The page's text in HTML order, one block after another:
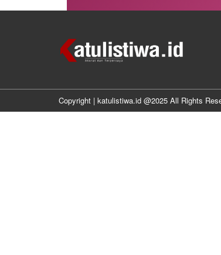
Copyright | katulistiwa.id @2025 All Rights